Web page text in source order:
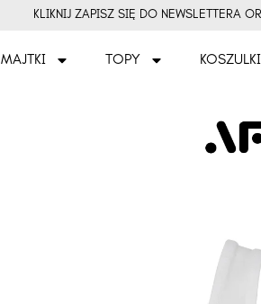
KLIKNIJ ZAPISZ SIĘ DO NEWSLETTERA
MAJTKI TOPY KOSZULKI